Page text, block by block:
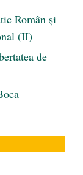
Român şi
(II)
de